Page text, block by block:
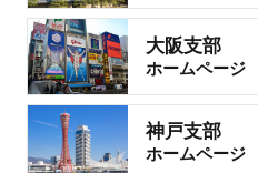
大阪支部
ホームページ
神戸支部
ホームページ